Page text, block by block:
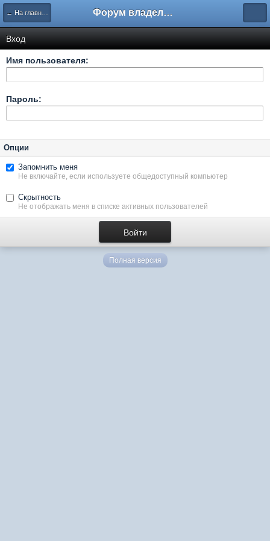
← На главную Форум владельцев интернет-магазинов
Вход
Имя пользователя:
Пароль:
Опции
Запомнить меня
Не включайте, если используете общедоступный компьютер
Скрытность
Не отображать меня в списке активных пользователей
Полная версия